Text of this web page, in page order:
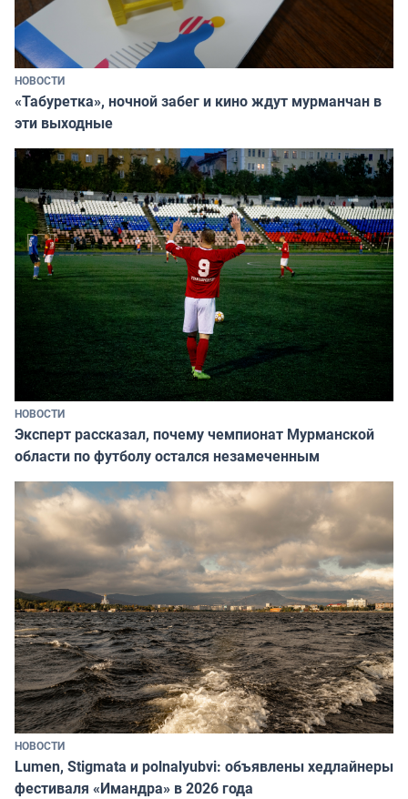
НОВОСТИ
«Табуретка», ночной забег и кино ждут мурманчан в
эти выходные
НОВОСТИ
Эксперт рассказал, почему чемпионат Мурманской
области по футболу остался незамеченным
НОВОСТИ
Lumen, Stigmata и polnalyubvi: объявлены хедлайнеры
фестиваля «Имандра» в 2026 года